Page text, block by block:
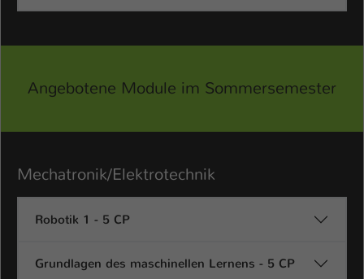
Angebotene Module im Sommersemester
Mechatronik/Elektrotechnik
Robotik 1 - 5 CP
Grundlagen des maschinellen Lernens - 5 CP
Laufzeit 1 Tag
Dieser Cookie teilt der Webseite mit, ob
angemeldet ist und Rechte besitzt diese